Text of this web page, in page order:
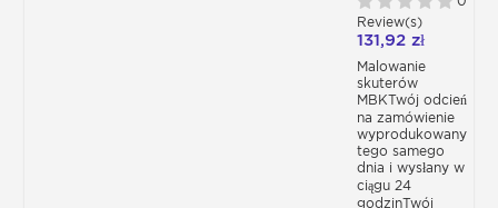
Do uzyskania idealnie polakierowanej
karoserii motocykla będziesz potrzebować :
- Lakier na bazie bezbarwnego lakieru
rozpuszczalnikowego dostępny w
zestawach lub w puszce i aerozolu
- Specjalny podkład do karoserii
- Kompletny zestaw do lakierowania
ROZPUSZCZALNIKIEM
LAKIERÓW
BAZOWYCH
Review(s)
131,92 zł
Malowanie
skuterów
MBKTwój odcień
na zamówienie
wyprodukowany
tego samego
dnia i wysłany w
ciągu 24
godzinTwój